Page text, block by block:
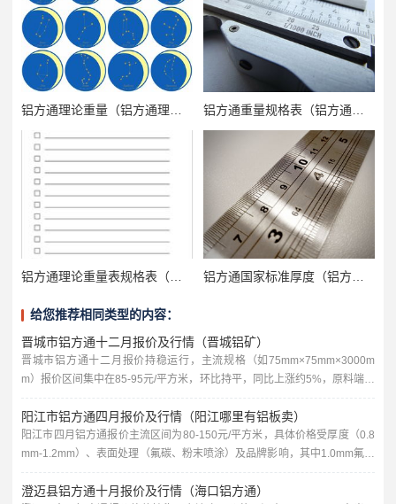
给您推荐相同类型的内容：
晋城市铝方通十二月报价及行情（晋城铝矿）
晋城市铝方通十二月报价持稳运行，主流规格（如75mm×75mm×3000m
m）报价区间集中在85-95元/平方米，环比持平，同比上涨约5%，原料端，
晋城本地铝矿价格稳中偏强，氧化铝市场供应偏紧，成本端对铝方通价格形
成支撑，下游需求方面，年末工程项目赶工带动采购积极性，但终端资金偏
紧制约备货量，整体成交以刚需为主，预计短期铝方通价格将延续震荡态
势，需关注原料价格波动及下游需求变化。今天给各位分享晋城...
阳江市铝方通四月报价及行情（阳江哪里有铝板卖）
阳江市四月铝方通报价主流区间为80-150元/平方米，具体价格受厚度（0.8
mm-1.2mm）、表面处理（氟碳、粉末喷涂）及品牌影响，其中1.0mm氟碳
喷涂款约120元/平方米，环比持平，当前市场需求以工程采购为主，终端用
户按需采购，整体行情平稳，铝板销售方面，阳江市区有多家建材市场及铝
澄迈县铝方通十月报价及行情（海口铝方通）